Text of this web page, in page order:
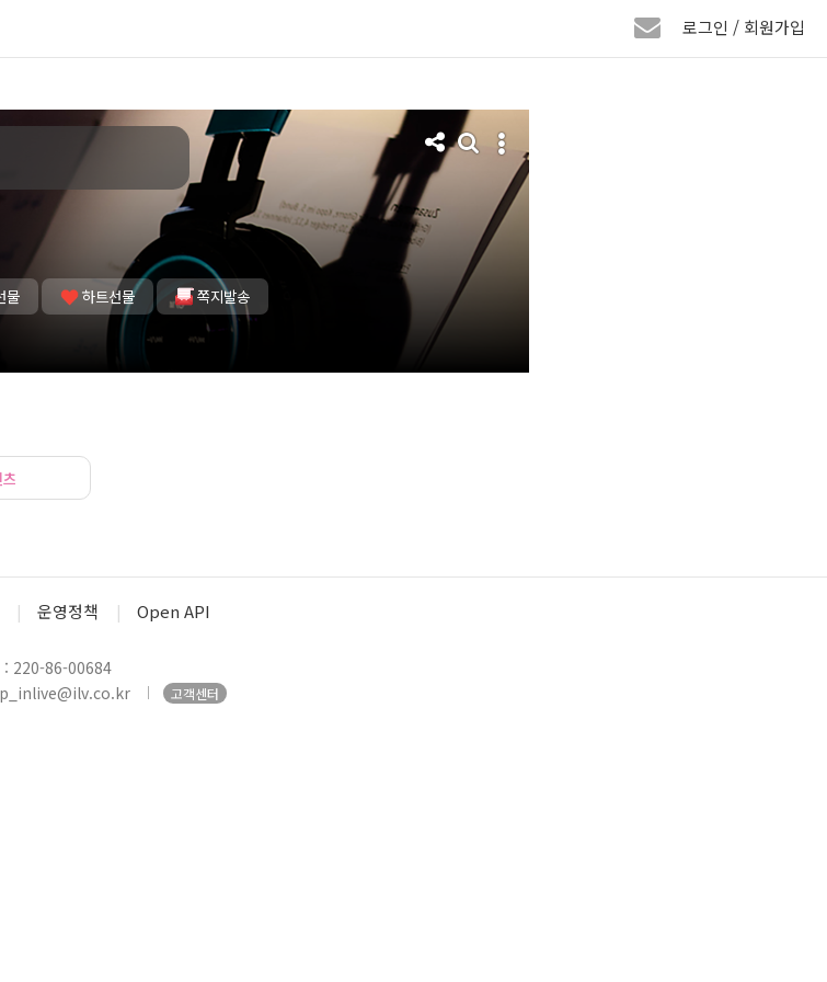
로그인 / 회원가입
물 하트선물 쪽지발송
운영정책 Open API
: 220-86-00684
고객센터